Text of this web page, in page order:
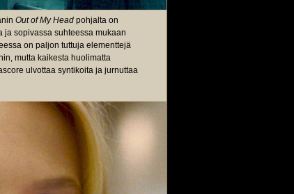
Out of My Head pohjalta on
sopivassa suhteessa mukaan
on paljon tuttuja elementtejä
mutta kaikesta huolimatta
ulvottaa syntikoita ja jurnuttaa